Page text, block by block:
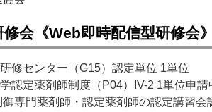
会《Web即時配信型研修会》
修センター（G15）認定単位 1単位
認定薬剤師制度（P04）IV-2 1単位申請
専門薬剤師・認定薬剤師の認定講習会